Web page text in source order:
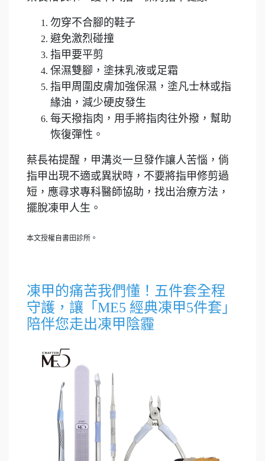
勿穿不合腳的鞋子
避免激烈碰撞
指甲要平剪
保濕雙腳，塗抹乳液或足霜
指甲周圍皮膚加強保濕，塗凡士林或指
緣油，減少硬皮發生
每天撥指肉，用手將指肉往外撥，幫助
恢復彈性。
蔡長祐提醒，甲溝炎一旦發作讓人苦惱，倘
指甲出現不適或異狀時，不要將指甲修剪過
短，應尋求專科醫師協助，找出治療方法，
擺脫凍甲人生。
本文授權自書田診所。
凍甲的痛苦我們懂！五件套全程
守護，讓「ME5 經典凍甲5件套」
陪伴您走出凍甲陰霾